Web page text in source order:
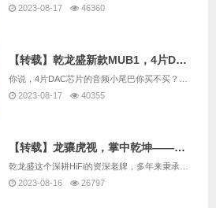
2023-08-17
46360
【转载】乾龙盛新款MUB1，4片DAC配置的手机大尾巴你见过没？
2023-08-17
40355
【转载】龙骧虎视，掌中乾坤——乾龙盛MUB1
2023-08-16
26797